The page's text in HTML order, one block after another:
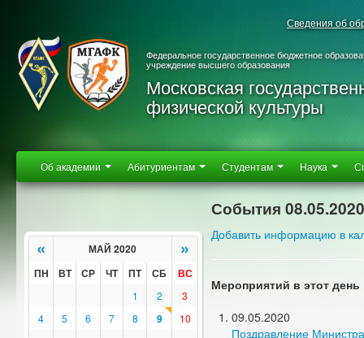
Сведения об
Федеральное государственное бюджетное
учреждение высшего образования
Московская
физической культуры
Об академии Абитуриентам Студентам Наука
« МАЙ 2020 »
ПН ВТ СР ЧТ ПТ СБ ВС
1 2
3
4
5 6 7 8 9
10
События 08.05.2020
Добавить информацию в
Мероприятий в этот день
09.05.2020
Поздравление